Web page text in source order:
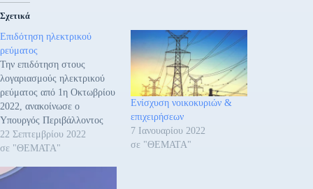
Σχετικά
Επιδότηση ηλεκτρικού
ρεύματος
Την επιδότηση στους
λογαριασμούς ηλεκτρικού
ρεύματος από 1η Οκτωβρίου
2022, ανακοίνωσε ο
Υπουργός Περιβάλλοντος
και Ενέργειας, Κώστας
Σκρέκας. Συγκεκριμένα ο κ.
Ηλεκτρική Ενέργεια –
22 Σεπτεμβρίου 2022
σε "ΘΕΜΑΤΑ"
Ενίσχυση νοικοκυριών &
επιχειρήσεων
7 Ιανουαρίου 2022
σε "ΘΕΜΑΤΑ"